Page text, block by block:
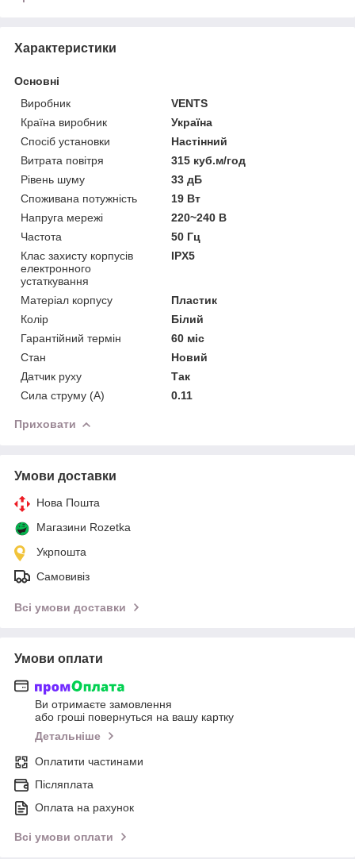
Характеристики
Основні
Виробник
VENTS
Країна виробник
Україна
Спосіб установки
Настінний
Витрата повітря
315 куб.м/год
Рівень шуму
33 дБ
Споживана потужність
19 Вт
Напруга мережі
220~240 В
Частота
50 Гц
Клас захисту корпусів
електронного
устаткування
IPX5
Матеріал корпусу
Пластик
Колір
Білий
Гарантійний термін
60 міс
Стан
Новий
Датчик руху
Так
Сила струму (А)
0.11
Приховати
Умови доставки
Нова Пошта
Магазини Rozetka
Укрпошта
Самовивіз
Всі умови доставки
Умови оплати
Ви отримаєте замовлення
або гроші повернуться на вашу картку
Детальніше
Оплатити частинами
Післяплата
Оплата на рахунок
Всі умови оплати